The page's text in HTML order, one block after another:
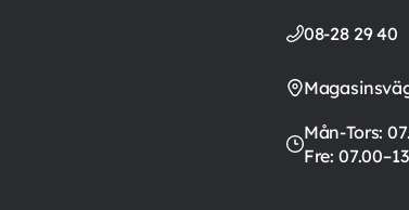
08-28 29 40
Mån-Tors:
Fre: